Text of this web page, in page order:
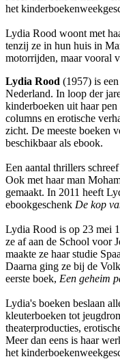
het
Lydia Rood woont met
tenzij ze in hun huis in
motorrijden, maar vooral
Lydia Rood (1957) is
Nederland. In loop der
kinderboeken uit haar
columns en erotische
zicht. De meeste boeken
beschikbaar als ebook.
Een aantal thrillers
Ook met haar man
gemaakt. In 2011 heeft
ebookgeschenk De kop
Lydia Rood is op 23 mei
ze af aan de School voor
maakte ze haar studie
Daarna ging ze bij de
eerste boek, Een geheim
Lydia's boeken beslaan
kleuterboeken tot
theaterproducties,
Meer dan eens is haar
het